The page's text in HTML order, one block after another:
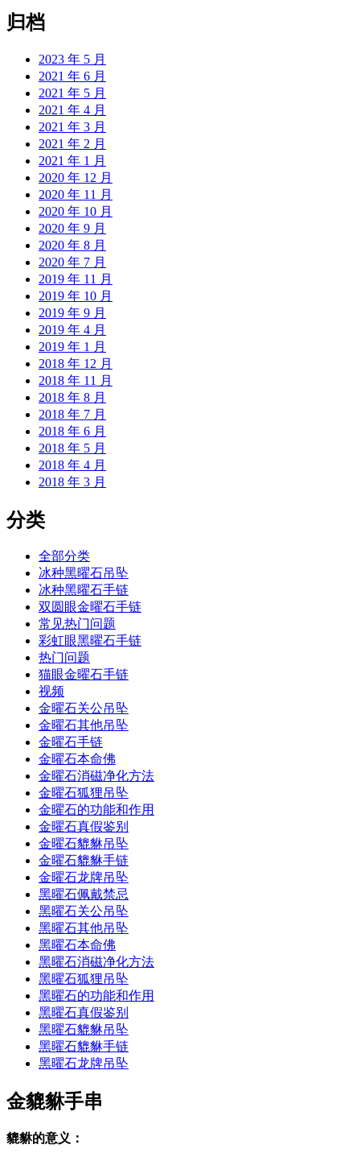
归档
2023 年 5 月
2021 年 6 月
2021 年 5 月
2021 年 4 月
2021 年 3 月
2021 年 2 月
2021 年 1 月
2020 年 12 月
2020 年 11 月
2020 年 10 月
2020 年 9 月
2020 年 8 月
2020 年 7 月
2019 年 11 月
2019 年 10 月
2019 年 9 月
2019 年 4 月
2019 年 1 月
2018 年 12 月
2018 年 11 月
2018 年 8 月
2018 年 7 月
2018 年 6 月
2018 年 5 月
2018 年 4 月
2018 年 3 月
分类
全部分类
冰种黑曜石吊坠
冰种黑曜石手链
双圆眼金曜石手链
常见热门问题
彩虹眼黑曜石手链
热门问题
猫眼金曜石手链
视频
金曜石关公吊坠
金曜石其他吊坠
金曜石手链
金曜石本命佛
金曜石消磁净化方法
金曜石狐狸吊坠
金曜石的功能和作用
金曜石真假鉴别
金曜石貔貅吊坠
金曜石貔貅手链
金曜石龙牌吊坠
黑曜石佩戴禁忌
黑曜石关公吊坠
黑曜石其他吊坠
黑曜石本命佛
黑曜石消磁净化方法
黑曜石狐狸吊坠
黑曜石的功能和作用
黑曜石真假鉴别
黑曜石貔貅吊坠
黑曜石貔貅手链
黑曜石龙牌吊坠
金貔貅手串
貔貅的意义：